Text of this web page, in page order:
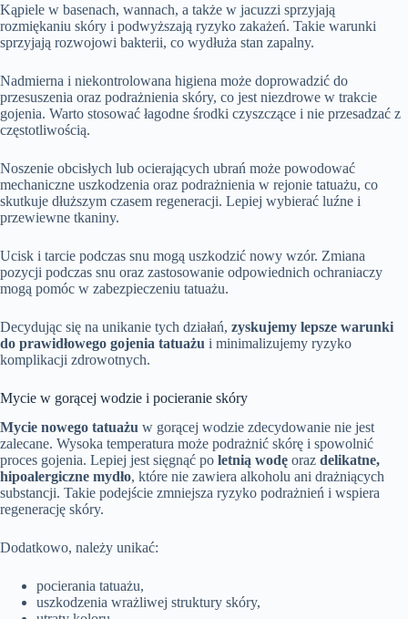
Kąpiele w basenach, wannach, a także w jacuzzi sprzyjają
rozmiękaniu skóry i podwyższają ryzyko zakażeń. Takie warunki
sprzyjają rozwojowi bakterii, co wydłuża stan zapalny.
Nadmierna i niekontrolowana higiena może doprowadzić do
przesuszenia oraz podrażnienia skóry, co jest niezdrowe w trakcie
gojenia. Warto stosować łagodne środki czyszczące i nie przesadzać z
częstotliwością.
Noszenie obcisłych lub ocierających ubrań może powodować
mechaniczne uszkodzenia oraz podrażnienia w rejonie tatuażu, co
skutkuje dłuższym czasem regeneracji. Lepiej wybierać luźne i
przewiewne tkaniny.
Ucisk i tarcie podczas snu mogą uszkodzić nowy wzór. Zmiana
pozycji podczas snu oraz zastosowanie odpowiednich ochraniaczy
mogą pomóc w zabezpieczeniu tatuażu.
Decydując się na unikanie tych działań, zyskujemy lepsze warunki
do prawidłowego gojenia tatuażu i minimalizujemy ryzyko
komplikacji zdrowotnych.
Mycie w gorącej wodzie i pocieranie skóry
Mycie nowego tatuażu w gorącej wodzie zdecydowanie nie jest
zalecane. Wysoka temperatura może podrażnić skórę i spowolnić
proces gojenia. Lepiej jest sięgnąć po letnią wodę oraz delikatne,
hipoalergiczne mydło, które nie zawiera alkoholu ani drażniących
substancji. Takie podejście zmniejsza ryzyko podrażnień i wspiera
regenerację skóry.
Dodatkowo, należy unikać:
pocierania tatuażu,
uszkodzenia wrażliwej struktury skóry,